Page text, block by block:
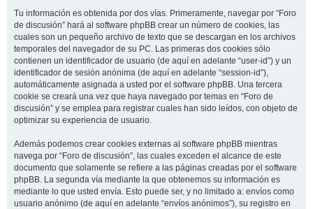
Tu información es obtenida por dos vías. Primeramente, navegar por “Foro
de discusión” hará al software phpBB crear un número de cookies, las
cuales son un pequeño archivo de texto que se descargan en los archivos
temporales del navegador de su PC. Las primeras dos cookies sólo
contienen un identificador de usuario (de aquí en adelante “user-id”) y un
identificador de sesión anónima (de aquí en adelante “session-id”),
automáticamente asignada a usted por el software phpBB. Una tercera
cookie se creará una vez que haya navegado por temas en “Foro de
discusión” y se emplea para registrar cuales han sido leídos, con objeto de
optimizar su experiencia de usuario.
Además podemos crear cookies externas al software phpBB mientras
navega por “Foro de discusión”, las cuales exceden el alcance de este
documento que solamente se refiere a las páginas creadas por el software
phpBB. La segunda vía mediante la que obtenemos su información es
mediante lo que usted envía. Esto puede ser, y no limitado a: envíos como
usuario anónimo (de aquí en adelante “envíos anónimos”), su registro en